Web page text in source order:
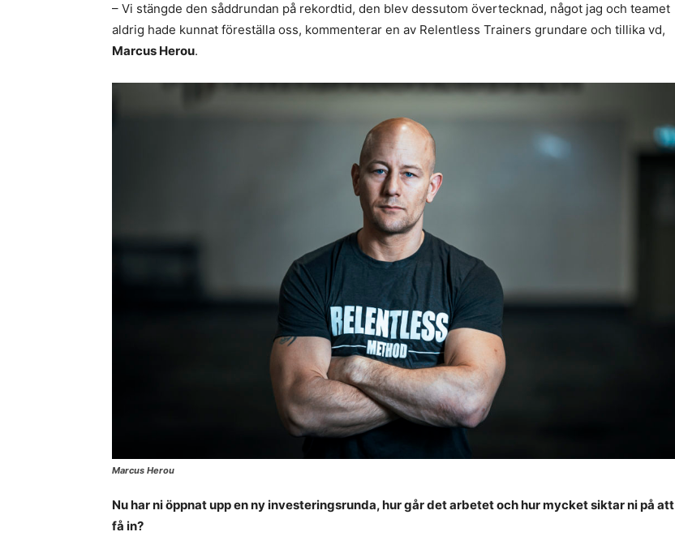
– Vi stängde den såddrundan på rekordtid, den blev dessutom övertecknad, något jag och teamet
aldrig hade kunnat föreställa oss, kommenterar en av Relentless Trainers grundare och tillika vd,
Marcus Herou.
Marcus Herou
Nu har ni öppnat upp en ny investeringsrunda, hur går det arbetet och hur mycket siktar ni på att
få in?